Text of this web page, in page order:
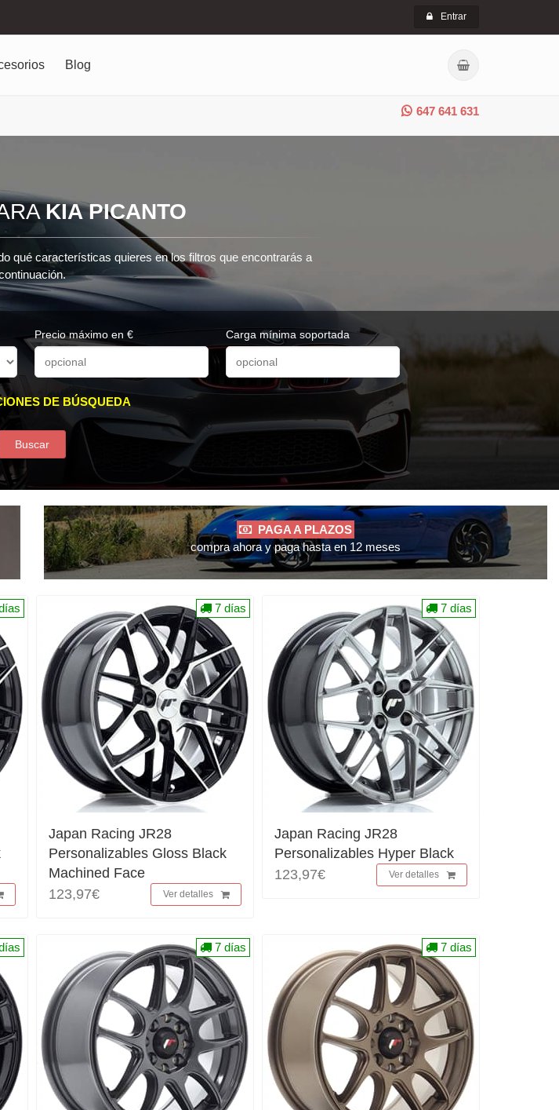
Entrar
Blog
647 641 631
KIA PICANTO
qué características quieres en los filtros que encontrarás a
Precio máximo en € Carga mínima soportada
DE BÚSQUEDA
Buscar
PAGA A PLAZOS
compra ahora y paga hasta en 12 meses
Japan Racing JR28
Personalizables Gloss Black
Machined Face
123,97€
Ver detalles
7 días
Japan Racing JR28
Personalizables Hyper Black
123,97€
Ver detalles
7 días
7 días 7 días